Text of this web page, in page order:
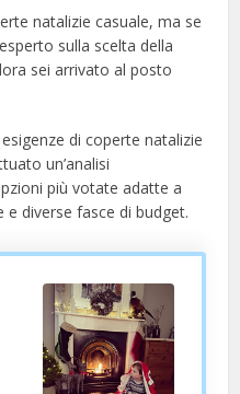
natalizie casuale, ma se
sulla scelta della
sei arrivato al posto
di coperte natalizie
un’analisi
più votate adatte a
e diverse fasce di budget.